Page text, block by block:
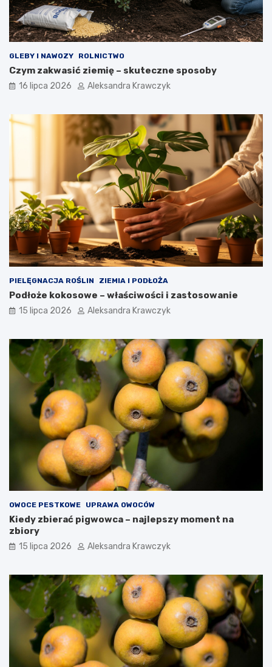
GLEBY I NAWOZY ROLNICTWO
Czym zakwasić ziemię – skuteczne sposoby
16 lipca 2026 Aleksandra Krawczyk
PIELĘGNACJA ROŚLIN ZIEMIA I PODŁOŻA
Podłoże kokosowe – właściwości i zastosowanie
15 lipca 2026 Aleksandra Krawczyk
OWOCE PESTKOWE UPRAWA OWOCÓW
Kiedy zbierać pigwowca – najlepszy moment na
zbiory
15 lipca 2026 Aleksandra Krawczyk